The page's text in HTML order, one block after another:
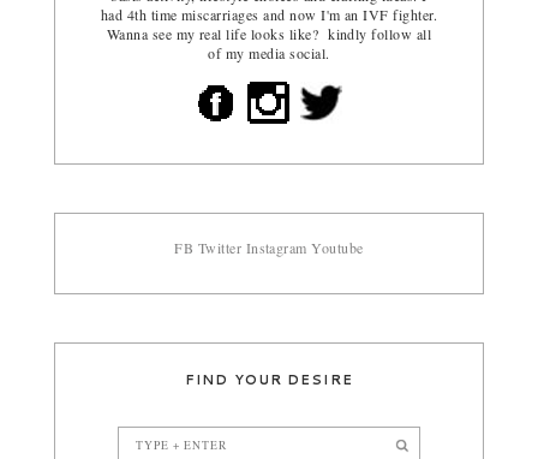
had 4th time miscarriages and now I'm an IVF fighter.
Wanna see my real life looks like? kindly follow all
of my media social.
FB Twitter Instagram Youtube
FIND YOUR DESIRE